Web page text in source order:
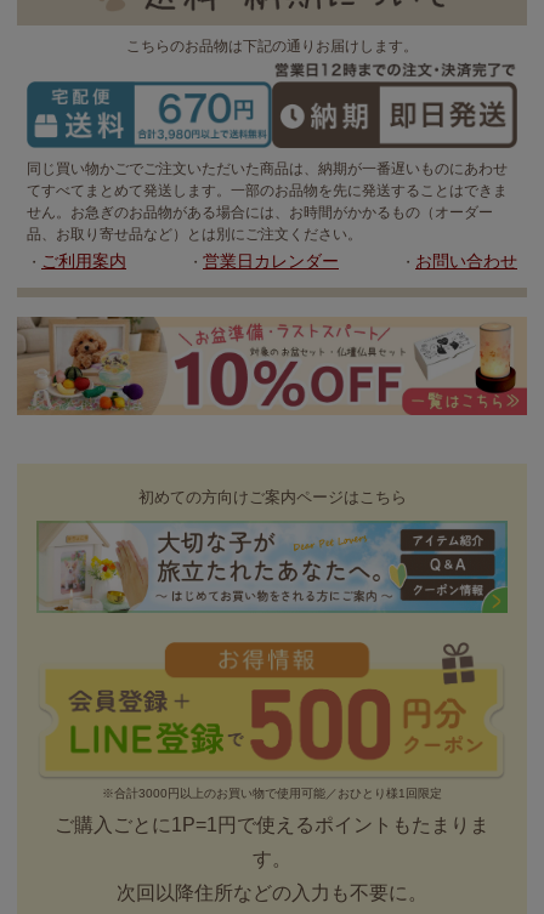
こちらのお品物は下記の通りお届けします。
同じ買い物かごでご注文いただいた商品は、納期が一番遅いものにあわせ
てすべてまとめて発送します。一部のお品物を先に発送することはできま
せん。お急ぎのお品物がある場合には、お時間がかかるもの（オーダー
品、お取り寄せ品など）とは別にご注文ください。
・ ご利用案内 ・ 営業日カレンダー ・ お問い合わせ
初めての方向けご案内ページはこちら
※合計3000円以上のお買い物で使用可能／おひとり様1回限定
ご購入ごとに1P=1円で使えるポイントもたまりま
す。
次回以降住所などの入力も不要に。